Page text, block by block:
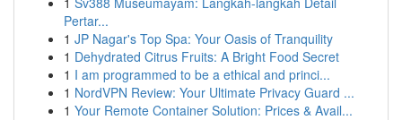
Pertar...
1 JP Nagar's Top Spa: Your Oasis of Tranquility
1 Dehydrated Citrus Fruits: A Bright Food Secret
1 I am programmed to be a ethical and princi...
1 NordVPN Review: Your Ultimate Privacy Guard ...
1 Your Remote Container Solution: Prices & Avail...